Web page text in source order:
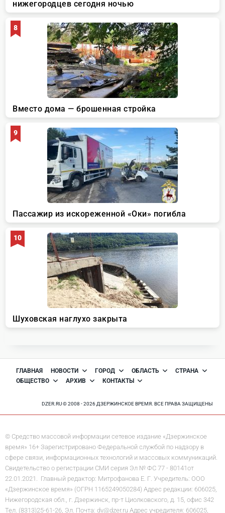
ГЛАВНАЯ НОВОСТИ ГОРОД ОБЛАСТЬ
СТРАНА
ОБЩЕСТВО
АРХИВ КОНТАКТЫ
DZER.RU © 2008 - 2026 ДЗЕРЖИНСКОЕ ВРЕМЯ. ВСЕ ПРАВА ЗАЩИЩЕНЫ
© Средство массовой информации сетевое издание «Дзержинское
время» 16+ Зарегистрировано Федеральной службой по надзору в
сфере связи, информационных технологий и массовых коммуникаций.
Свидетельство о регистрации СМИ серия Эл № ФС 77 - 80141от
22.01.2021. Главный редактор: Митрофанова Е. Г. Учредитель: ООО
«Дзержинское время» (ОГРН 1165249050284) Адрес редакции: 606025,
Нижегородская обл., г. Дзержинск, пр-т Циолковского, д. 15, офис 342
Тел. (8313)25-61-26, Эл. Почта: dv@dzer.ru Адрес учредителя: 606025,